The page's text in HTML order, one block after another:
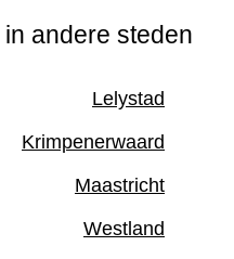
andere steden
Lelystad
Krimpenerwaard
Maastricht
Westland